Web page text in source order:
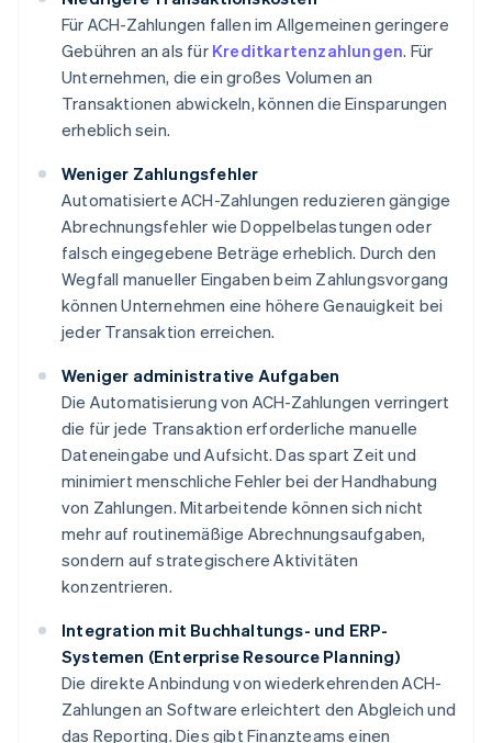
Für ACH-Zahlungen fallen im Allgemeinen geringere
Gebühren an als für Kreditkartenzahlungen. Für
Unternehmen, die ein großes Volumen an
Transaktionen abwickeln, können die Einsparungen
erheblich sein.
Weniger Zahlungsfehler
Automatisierte ACH-Zahlungen reduzieren gängige
Abrechnungsfehler wie Doppelbelastungen oder
falsch eingegebene Beträge erheblich. Durch den
Wegfall manueller Eingaben beim Zahlungsvorgang
können Unternehmen eine höhere Genauigkeit bei
jeder Transaktion erreichen.
Weniger administrative Aufgaben
Die Automatisierung von ACH-Zahlungen verringert
die für jede Transaktion erforderliche manuelle
Dateneingabe und Aufsicht. Das spart Zeit und
minimiert menschliche Fehler bei der Handhabung
von Zahlungen. Mitarbeitende können sich nicht
mehr auf routinemäßige Abrechnungsaufgaben,
sondern auf strategischere Aktivitäten
konzentrieren.
Integration mit Buchhaltungs- und ERP-
Systemen (Enterprise Resource Planning)
Die direkte Anbindung von wiederkehrenden ACH-
Zahlungen an Software erleichtert den Abgleich und
das Reporting. Dies gibt Finanzteams einen